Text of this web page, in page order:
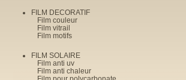
FILM DECORATIF
Film couleur
Film vitrail
Film motifs
FILM SOLAIRE
Film anti uv
Film anti chaleur